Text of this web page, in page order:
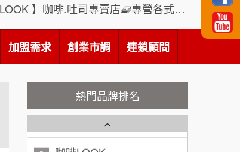
【咖啡LOOK 】咖啡.吐司專賣店🧇專營各式創意法式吐司
加盟需求 創業市調 連鎖顧問
熱門品牌排名
1 Cozy coffee可集咖啡
霏等茶
秉宏小米甜甜圈
4 潮鍋癮
5 咖啡LOOK
呂 先生/小姐 新竹市
加盟預算 200萬~400萬
顏 先生/小姐 台北市
加盟預算 100萬 ~ 200萬
廖 先生/小姐 高雄市
加盟預算 200萬~300萬